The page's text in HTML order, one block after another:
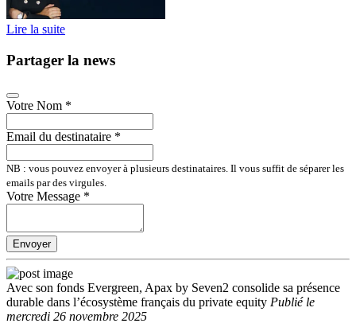
Lire la suite
Partager la news
Votre Nom *
Email du destinataire *
NB : vous pouvez envoyer à plusieurs destinataires. Il vous suffit de séparer les
emails par des virgules.
Votre Message *
Envoyer
Avec son fonds Evergreen, Apax by Seven2 consolide sa présence
durable dans l’écosystème français du private equity Publiéle
mercredi 26 novembre 2025